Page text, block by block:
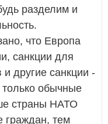
разделим и
что Европа
санкции для
другие санкции -
обычные
страны НАТО
граждан, тем